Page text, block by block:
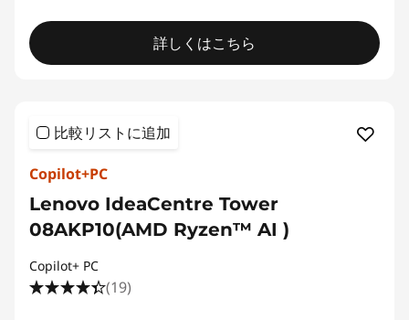
詳しくはこちら
比較リストに追加
Copilot+PC
Lenovo IdeaCentre Tower
08AKP10(AMD Ryzen™ AI )
Copilot+ PC
(19)